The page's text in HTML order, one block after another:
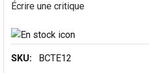
Écrire une critique
SKU: BCTE12